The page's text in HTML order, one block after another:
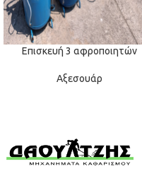
Επισκευή 3 αφροποιητών
Αξεσουάρ